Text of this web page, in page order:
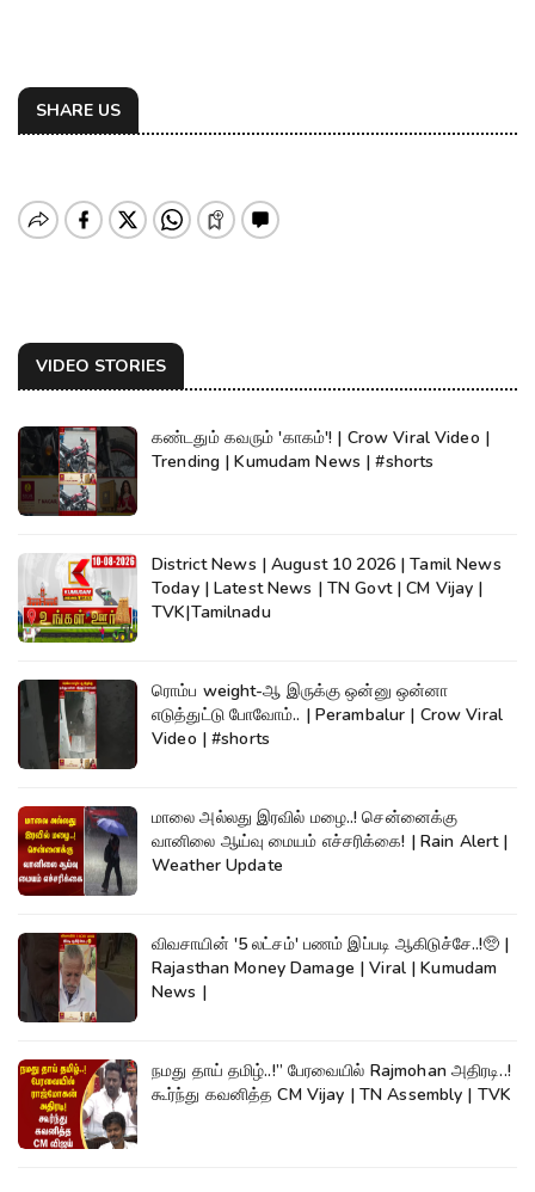
SHARE US
VIDEO STORIES
கண்டதும் கவரும் 'காகம்'! | Crow Viral Video |
Trending | Kumudam News | #shorts
District News | August 10 2026 | Tamil News
Today | Latest News | TN Govt | CM Vijay |
TVK|Tamilnadu
ரொம்ப weight-ஆ இருக்கு ஒன்னு ஒன்னா
எடுத்துட்டு போவோம்.. | Perambalur | Crow Viral
Video | #shorts
மாலை அல்லது இரவில் மழை..! சென்னைக்கு
வானிலை ஆய்வு மையம் எச்சரிக்கை! | Rain Alert |
Weather Update
விவசாயின் '5 லட்சம்' பணம் இப்படி ஆகிடுச்சே..!🥺 |
Rajasthan Money Damage | Viral | Kumudam
News |
நமது தாய் தமிழ்..!” பேரவையில் Rajmohan அதிரடி..!
கூர்ந்து கவனித்த CM Vijay | TN Assembly | TVK